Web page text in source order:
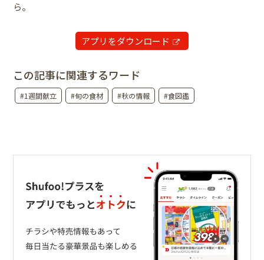
ら。
アプリをダウンロード
この記事に関連するワード
#1週間献立 #旬の食材 #秋の情報 #食図鑑